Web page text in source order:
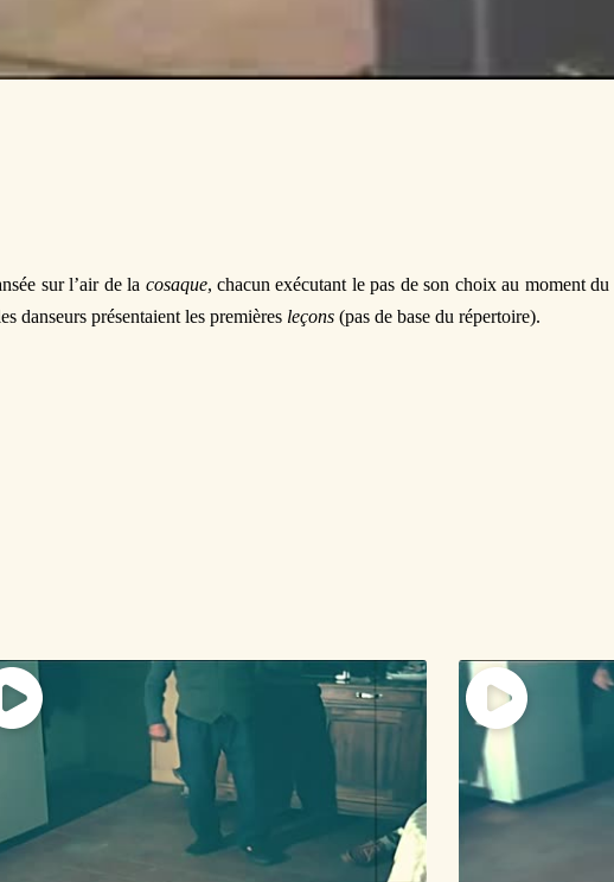
sur l’air de la cosaque, chacun exécutant le pas de son choix au moment du
danseurs présentaient les premières leçons (pas de base du répertoire).